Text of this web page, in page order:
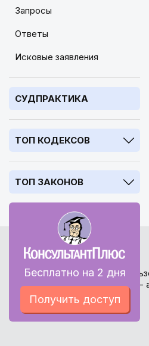
Запросы
Ответы
Исковые заявления
СУДПРАКТИКА
ТОП КОДЕКСОВ
ТОП ЗАКОНОВ
Бесплатно на 2 дня
Получить доступ
Перед
внимание -